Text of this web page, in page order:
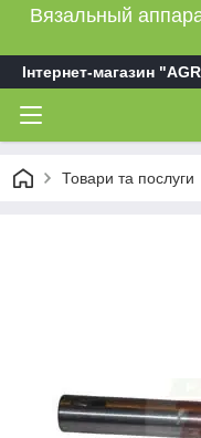
Вязальный
Інтернет-магазин
Товари та послуги